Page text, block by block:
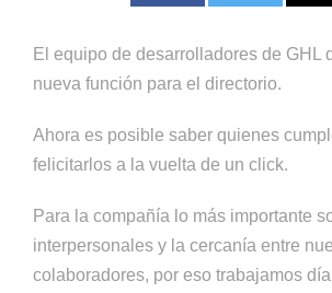
El equipo de desarrolladores de GHL
nueva función para el directorio.
Ahora es posible saber quienes
felicitarlos a la vuelta de un click.
Para la compañía lo más importante
interpersonales y la cercanía entre
colaboradores, por eso trabajamos